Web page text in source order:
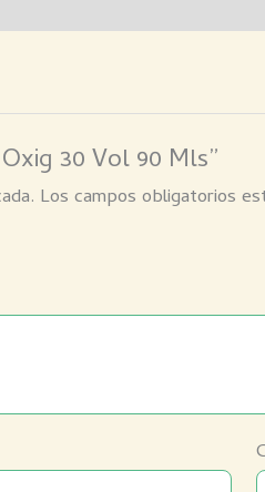
30 Vol 90 Mls”
Los campos obligatorios